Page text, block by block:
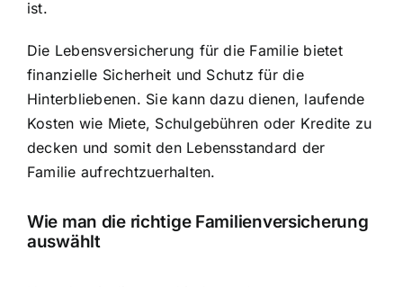
ist.
Die Lebensversicherung für die Familie bietet
finanzielle Sicherheit und Schutz für die
Hinterbliebenen. Sie kann dazu dienen, laufende
Kosten wie Miete, Schulgebühren oder Kredite zu
decken und somit den Lebensstandard der
Familie aufrechtzuerhalten.
Wie man die richtige Familienversicherung
auswählt